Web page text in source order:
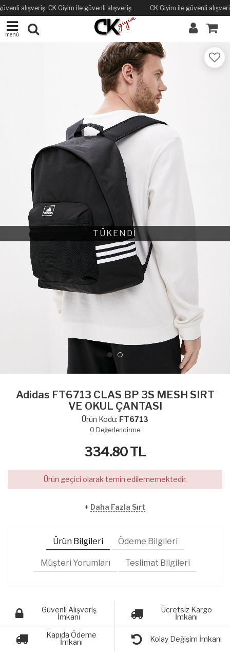
alışveriş. CK Giyim ile güvenli alışveriş. CK Giyim ile güvenli
menü
TÜKENDİ
Adidas FT6713 CLAS BP 3S MESH SIRT
VE OKUL ÇANTASI
Ürün Kodu: FT6713
0 Değerlendirme
334.80TL
Ürün geçici olarak temin edilememektedir.
+ Daha Fazla Sırt
Ürün Bilgileri Ödeme Bilgileri
Müşteri Yorumları Teslimat Bilgileri
Güvenli Alışveriş
İmkanı
Ücretsiz Kargo
İmkanı
Kapıda Ödeme
İmkanı
Kolay Değişim İmkanı